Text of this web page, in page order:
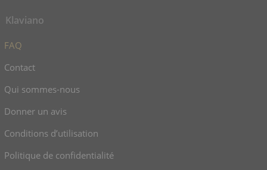
Klaviano
FAQ
Contact
Qui sommes-nous
Donner un avis
Conditions d’utilisation
Politique de confidentialité